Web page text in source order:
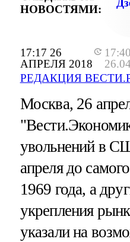
17:17 26
АПРЕЛЯ 2018
17:40
РЕДАКЦИЯ
НОВОСТЯМИ:
Москва, 26
увольнений в
апреля до
1969 года, а
укрепления
указали на